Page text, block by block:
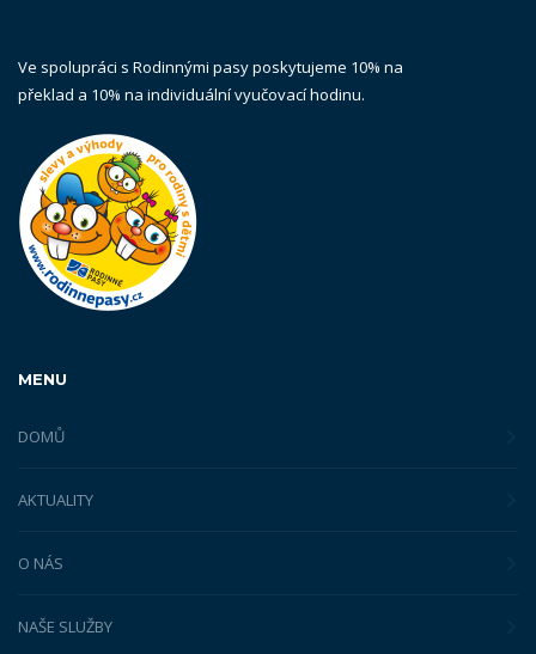
Ve spolupráci s Rodinnými pasy poskytujeme 10% na
překlad a 10% na individuální vyučovací hodinu.
MENU
DOMŮ
AKTUALITY
O NÁS
NAŠE SLUŽBY